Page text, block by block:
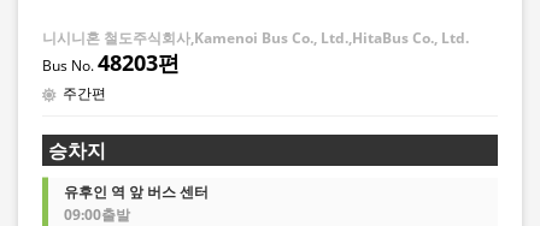
니시니혼 철도주식회사,Kamenoi Bus Co., Ltd.,HitaBus Co., Ltd.
48203편
주간편
승차지
유후인 역 앞 버스 센터
09:00출발